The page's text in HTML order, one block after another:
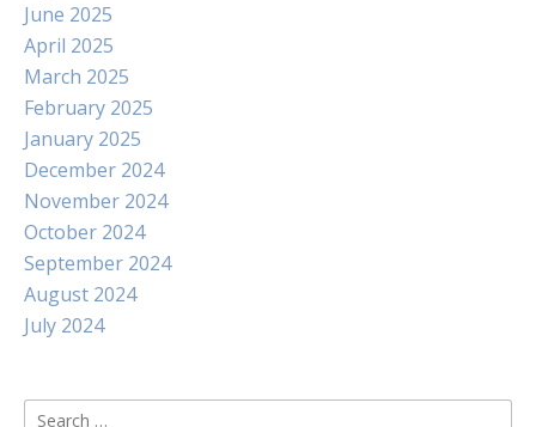
June 2025
April 2025
March 2025
February 2025
January 2025
December 2024
November 2024
October 2024
September 2024
August 2024
July 2024
Search